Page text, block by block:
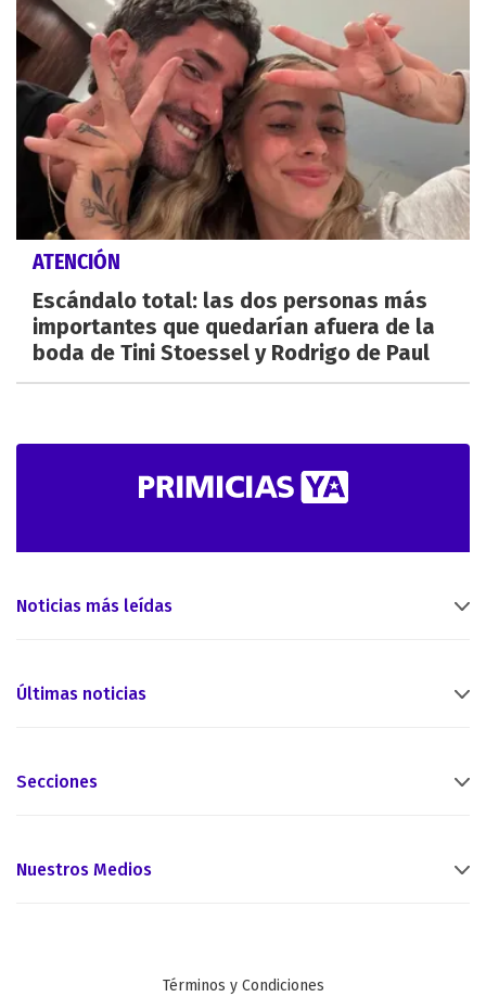
ATENCIÓN
Escándalo total: las dos personas más
importantes que quedarían afuera de la
boda de Tini Stoessel y Rodrigo de Paul
Noticias más leídas
Últimas noticias
Secciones
Nuestros Medios
Términos y Condiciones